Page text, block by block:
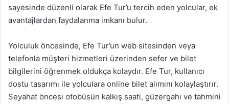
sayesinde düzenli olarak Efe Tur’u tercih eden yolcular, ek
avantajlardan faydalanma imkanı bulur.
Yolculuk öncesinde, Efe Tur’un web sitesinden veya
telefonla müşteri hizmetleri üzerinden sefer ve bilet
bilgilerini öğrenmek oldukça kolaydır. Efe Tur, kullanıcı
dostu tasarımı ile yolculara online bilet alımını kolaylaştırır.
Seyahat öncesi otobüsün kalkış saati, güzergahı ve tahmini